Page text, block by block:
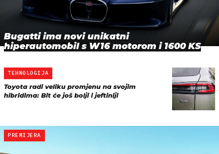
Bugatti ima novi unikatni
hiperautomobil s W16 motorom i 1600 KS
TEHNOLOGIJA
Toyota radi veliku promjenu na svojim
hibridima: Bit će još bolji i jeftiniji
PREMIJERA